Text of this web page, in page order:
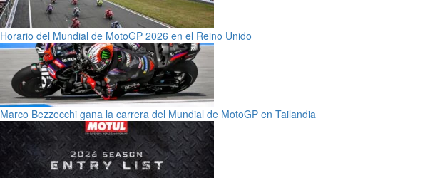
Horario del Mundial de MotoGP 2026 en el Reino Unido
Marco Bezzecchi gana la carrera del Mundial de MotoGP en Tailandia